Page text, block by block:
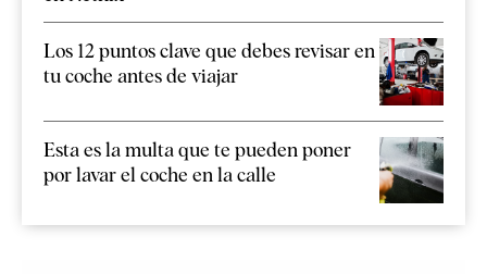
Los 12 puntos clave que debes revisar en
tu coche antes de viajar
Esta es la multa que te pueden poner
por lavar el coche en la calle